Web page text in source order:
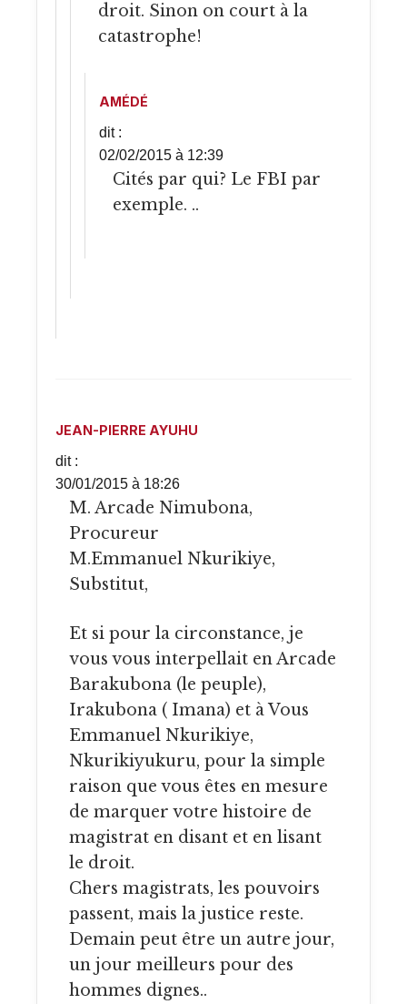
droit. Sinon on court à la
catastrophe!
AMÉDÉ
dit :
02/02/2015 à 12:39
Cités par qui? Le FBI par
exemple. ..
JEAN-PIERRE AYUHU
dit :
30/01/2015 à 18:26
M. Arcade Nimubona,
Procureur
M.Emmanuel Nkurikiye,
Substitut,
Et si pour la circonstance, je
vous vous interpellait en Arcade
Barakubona (le peuple),
Irakubona ( Imana) et à Vous
Emmanuel Nkurikiye,
Nkurikiyukuru, pour la simple
raison que vous êtes en mesure
de marquer votre histoire de
magistrat en disant et en lisant
le droit.
Chers magistrats, les pouvoirs
passent, mais la justice reste.
Demain peut être un autre jour,
un jour meilleurs pour des
hommes dignes..